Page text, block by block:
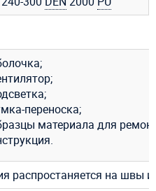
переноска;
материала для
распростаняется на швы